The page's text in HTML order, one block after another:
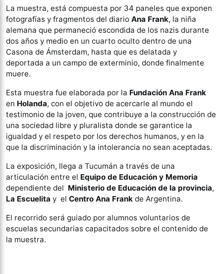
La muestra, está compuesta por 34 paneles que exponen
fotografías y fragmentos del diario Ana Frank, la niña
alemana que permaneció escondida de los nazis durante
dos años y medio en un cuarto oculto dentro de una
Casona de Ámsterdam, hasta que es delatada y
deportada a un campo de exterminio, donde finalmente
muere.
Esta muestra fue elaborada por la Fundación Ana Frank
en Holanda, con el objetivo de acercarle al mundo el
testimonio de la joven, que contribuye a la construcción de
una sociedad libre y pluralista donde se garantice la
igualdad y el respeto por los derechos humanos, y en la
que la discriminación y la intolerancia no sean aceptadas.
La exposición, llega a Tucumán a través de una
articulación entre el Equipo de Educación y Memoria
dependiente del Ministerio de Educación de la provincia,
La Escuelita y el Centro Ana Frank de Argentina.
El recorrido será guiado por alumnos voluntarios de
escuelas secundarias capacitados sobre el contenido de
la muestra.